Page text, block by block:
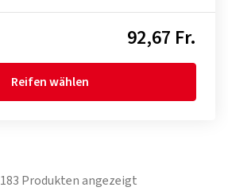
92,67 Fr.
Reifen wählen
183 Produkten angezeigt